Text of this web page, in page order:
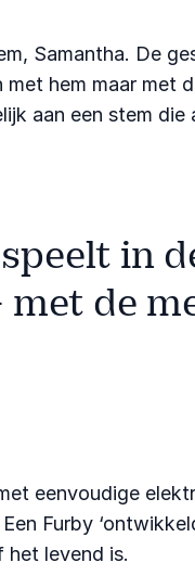
Samantha. De
hem maar met
aan een stem
in
de
eenvoudige
Furby
het levend is.